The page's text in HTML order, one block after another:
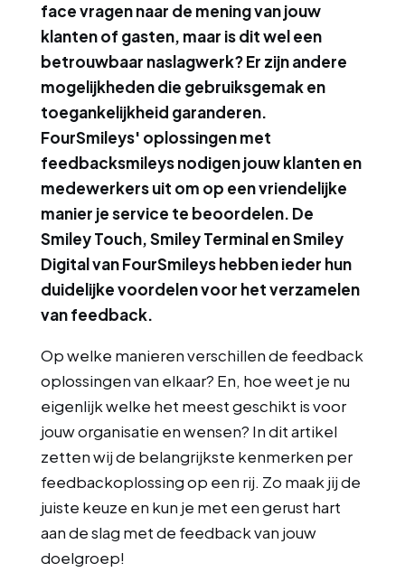
face vragen naar de mening van jouw
klanten of gasten, maar is dit wel een
betrouwbaar naslagwerk? Er zijn andere
mogelijkheden die gebruiksgemak en
toegankelijkheid garanderen.
FourSmileys' oplossingen met
feedbacksmileys nodigen jouw klanten en
medewerkers uit om op een vriendelijke
manier je service te beoordelen. De
Smiley Touch, Smiley Terminal en Smiley
Digital van FourSmileys hebben ieder hun
duidelijke voordelen voor het verzamelen
van feedback.
Op welke manieren verschillen de feedback
oplossingen van elkaar? En, hoe weet je nu
eigenlijk welke het meest geschikt is voor
jouw organisatie en wensen? In dit artikel
zetten wij de belangrijkste kenmerken per
feedbackoplossing op een rij. Zo maak jij de
juiste keuze en kun je met een gerust hart
aan de slag met de feedback van jouw
doelgroep!